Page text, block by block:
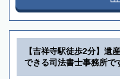
【吉祥寺駅徒歩2分】遺
できる司法書士事務所で